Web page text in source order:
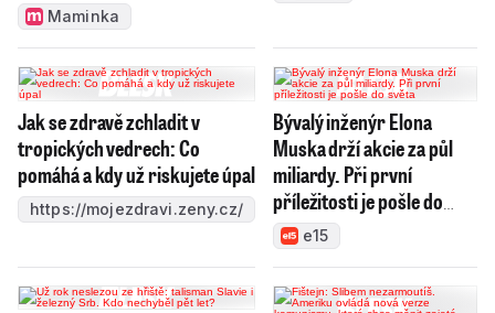
Maminka
Jak se zdravě zchladit v
tropických vedrech: Co
pomáhá a kdy už riskujete úpal
https://mojezdravi.zeny.cz/
Bývalý inženýr Elona
Muska drží akcie za půl
miliardy. Při první
příležitosti je pošle do
světae15